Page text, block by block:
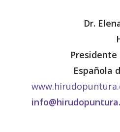
Dr.
Presidente
Española
info